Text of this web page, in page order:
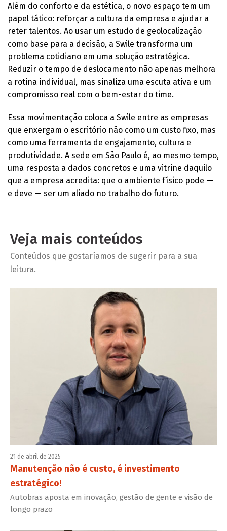
Além do conforto e da estética, o novo espaço tem um
papel tático: reforçar a cultura da empresa e ajudar a
reter talentos. Ao usar um estudo de geolocalização
como base para a decisão, a Swile transforma um
problema cotidiano em uma solução estratégica.
Reduzir o tempo de deslocamento não apenas melhora
a rotina individual, mas sinaliza uma escuta ativa e um
compromisso real com o bem-estar do time.
Essa movimentação coloca a Swile entre as empresas
que enxergam o escritório não como um custo fixo, mas
como uma ferramenta de engajamento, cultura e
produtividade. A sede em São Paulo é, ao mesmo tempo,
uma resposta a dados concretos e uma vitrine daquilo
que a empresa acredita: que o ambiente físico pode —
e deve — ser um aliado no trabalho do futuro.
Veja mais conteúdos
Conteúdos que gostaríamos de sugerir para a sua
leitura.
21 de abril de 2025
Manutenção não é custo, é investimento
estratégico!
Autobras aposta em inovação, gestão de gente e visão de
longo prazo